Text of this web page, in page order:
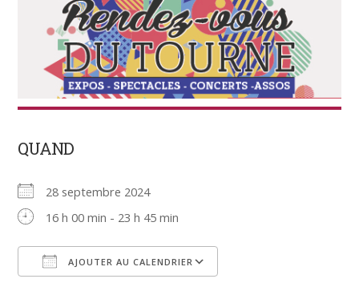
QUAND
28 septembre 2024
16 h 00 min - 23 h 45 min
AJOUTER AU CALENDRIER